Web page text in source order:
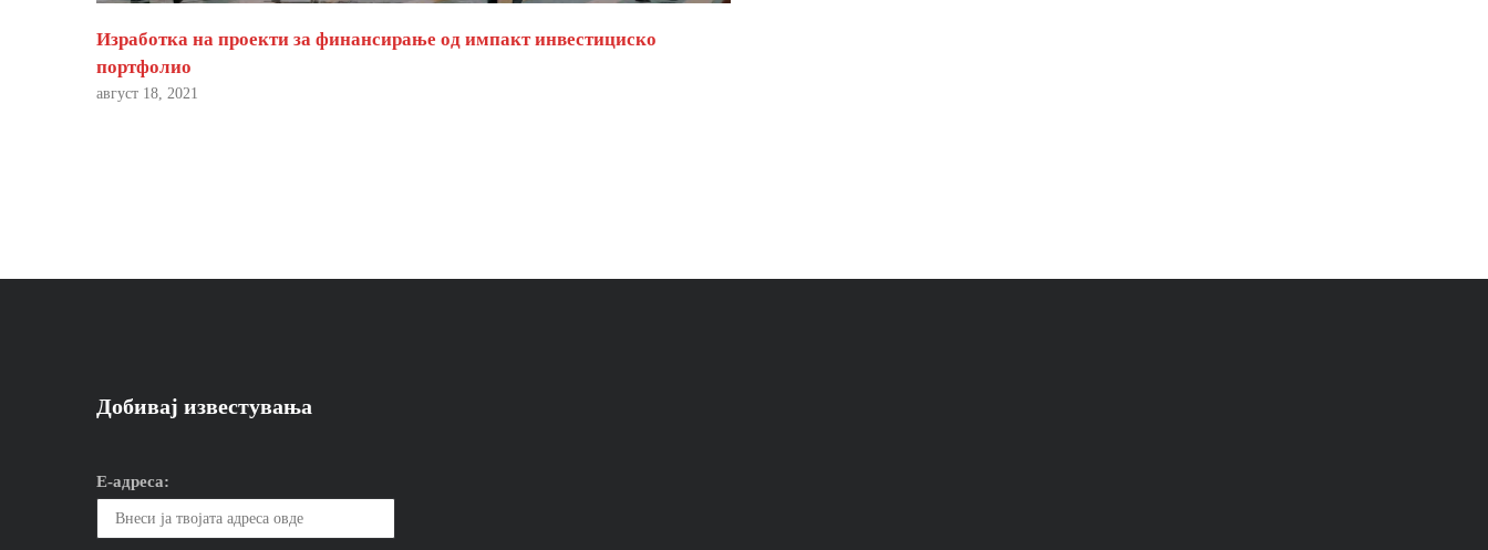
Изработка на проекти за финансирање од импакт инвестициско
портфолио
август 18, 2021
Добивај известувања
Е-адреса: